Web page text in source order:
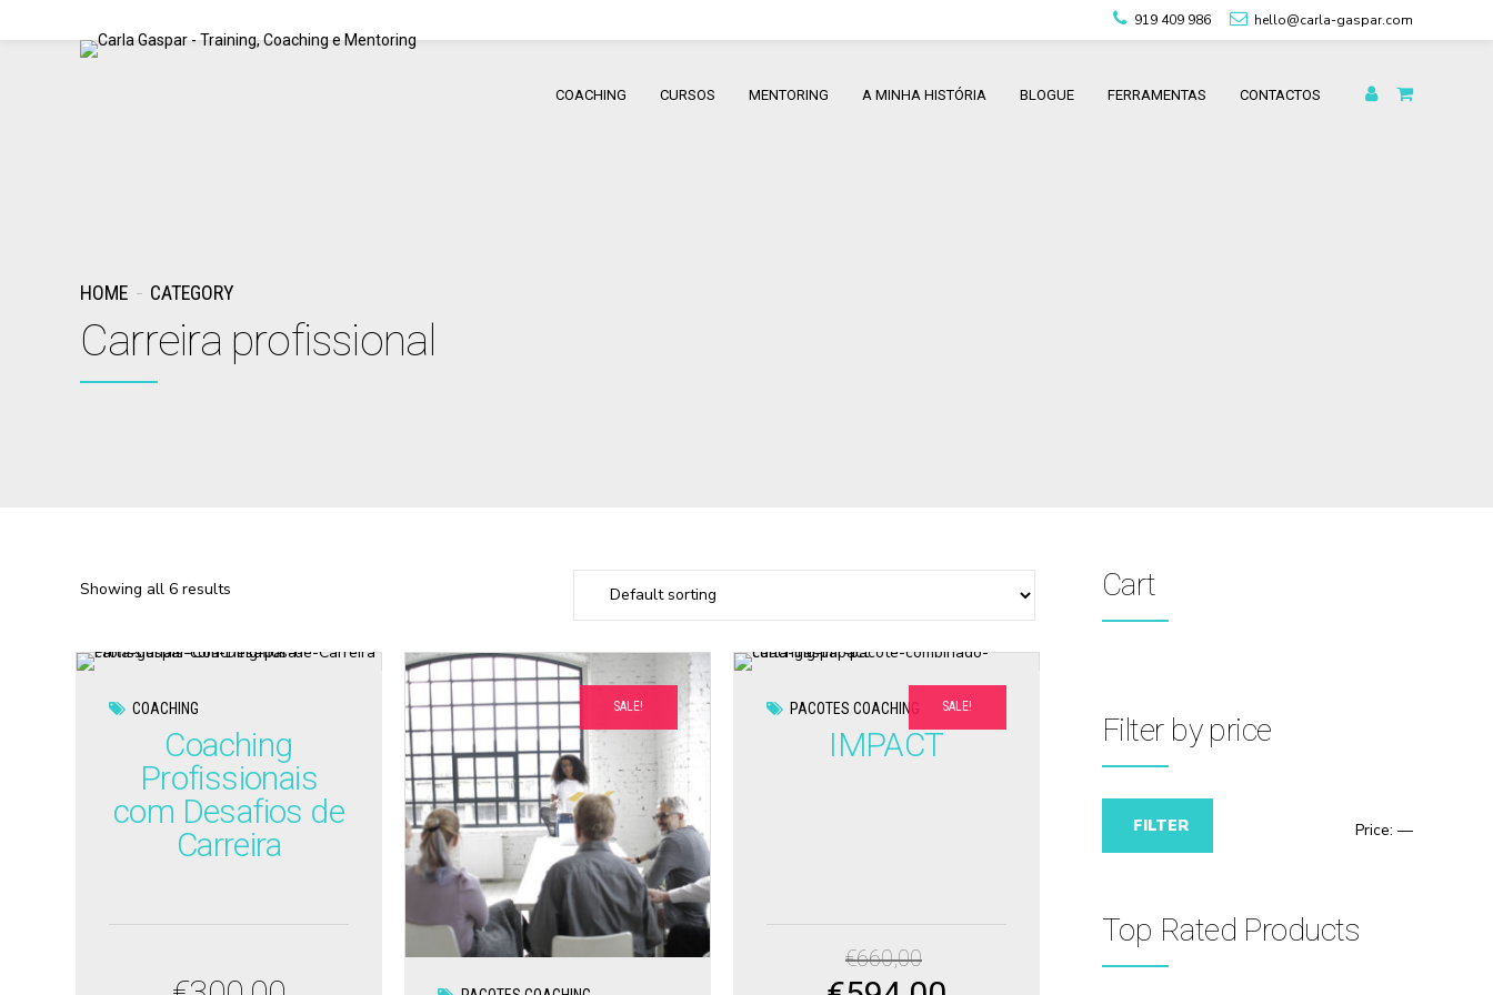
919 409 986 hello@carla-gaspar.com
COACHING CURSOS MENTORING A MINHA HISTÓRIA BLOGUE FERRAMENTAS CONTACTOS
HOME CATEGORY
Carreira profissional
Showing all 6 results
COACHING
Coaching
Profissionais
com Desafios de
Carreira
SALE! SALE!
PACOTES COACHING
IMPACT
€660,00
Cart
Filter by price
FILTER Price: —
Top Rated Products